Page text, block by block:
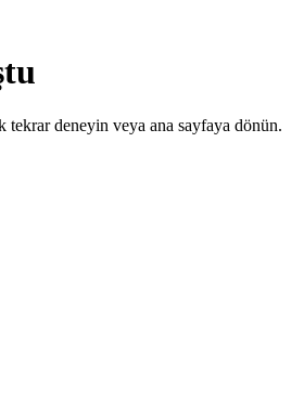
tekrar deneyin veya ana sayfaya dönün.